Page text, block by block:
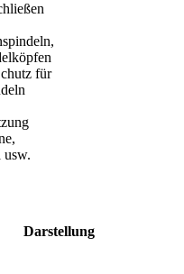
für
Darstellung